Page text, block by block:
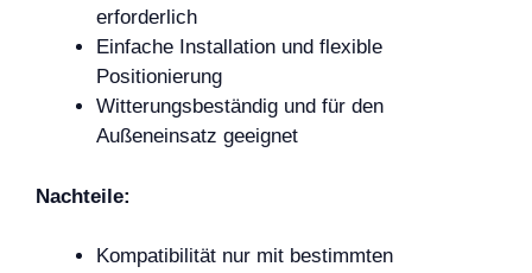
erforderlich
Einfache Installation und flexible
Positionierung
Witterungsbeständig und für den
Außeneinsatz geeignet
Nachteile:
Kompatibilität nur mit bestimmten